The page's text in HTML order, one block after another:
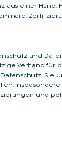
aus einer Hand:
und
Verband für
Sie
insbesondere
und